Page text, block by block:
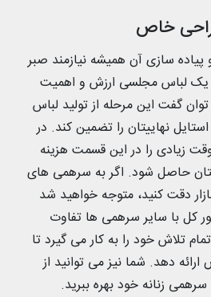
خاص
سازی آن همیشه نیازمند صبر
لباس مجلسی ارزش و اهمیت
گفت این مرحله از تولید لباس
نهاییتان را تضمین کند. در
زیادی را در این قسمت هزینه
حاصل شود. اگر به سرهمی های
دقت کنید، متوجه خواهید شد
کل با سایر سرهمی ها تفاوت
تلاش خود را به کار می گیرد تا
دهد. شما نیز می توانید از
زنانه خود بهره ببرید.